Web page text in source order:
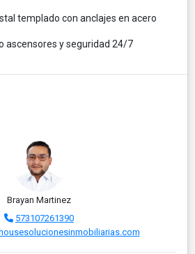
templado con anclajes en acero
ascensores y seguridad 24/7
Brayan Martinez
573107261390